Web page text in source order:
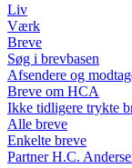
Liv
Værk
Breve
Søg i brevbasen
Afsendere og
Breve om HCA
Ikke tidligere trykte
Alle breve
Enkelte breve
Partner H.C.